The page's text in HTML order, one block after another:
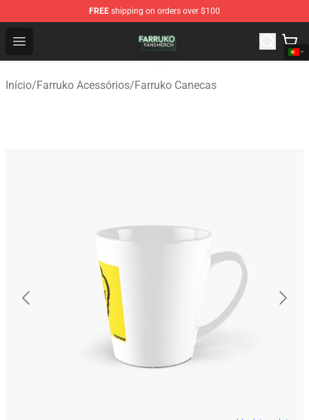
FREE shipping on orders over $100
Open menu
Farruko Shop - Official Farruko Merchandise Store
Início/Farruko Acessórios/Farruko Canecas